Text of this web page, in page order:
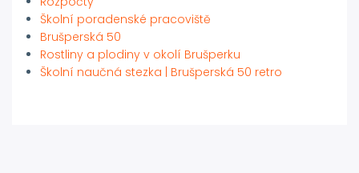
Školní poradenské pracoviště
Brušperská 50
Rostliny a plodiny v okolí Brušperku
Školní naučná stezka | Brušperská 50 retro